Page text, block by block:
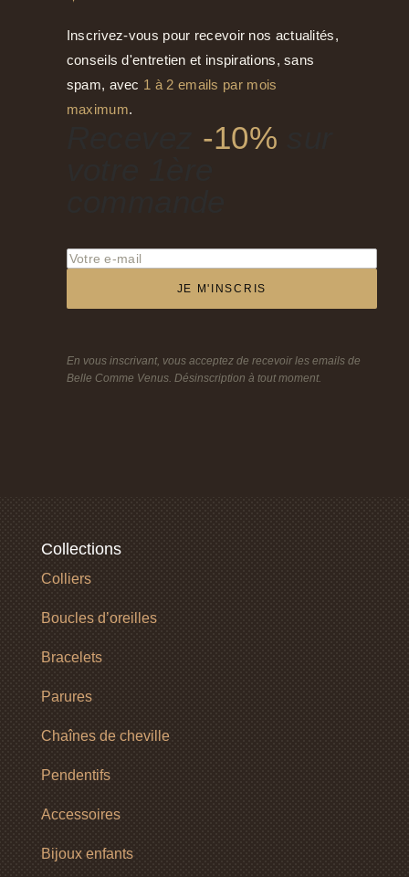
Inscrivez-vous pour recevoir nos actualités,
conseils d'entretien et inspirations, sans
spam, avec 1 à 2 emails par mois
maximum.
-10%
JE M'INSCRIS
En vous inscrivant, vous acceptez de recevoir les emails de
Belle Comme Venus. Désinscription à tout moment.
Collections
Colliers
Boucles d’oreilles
Bracelets
Parures
Chaînes de cheville
Pendentifs
Accessoires
Bijoux enfants